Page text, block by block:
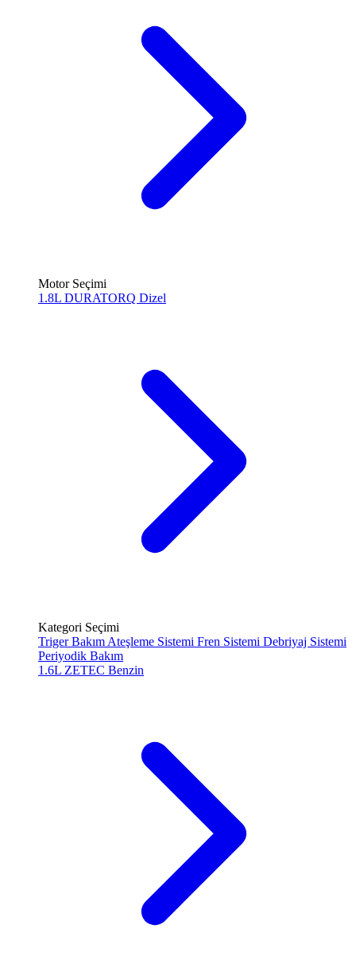
Motor Seçimi
1.8L DURATORQ Dizel
Kategori Seçimi
Triger Bakım Ateşleme Sistemi Fren Sistemi Debriyaj Sistemi
Periyodik Bakım
1.6L ZETEC Benzin